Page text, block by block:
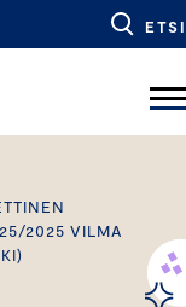
ETSI
2025 VILMA